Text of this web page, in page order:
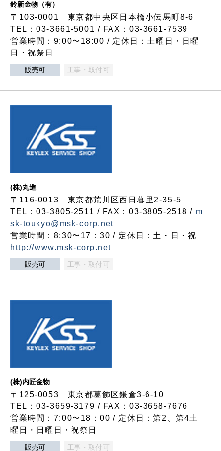
鈴新金物（有）
〒103-0001 東京都中央区日本橋小伝馬町8-6
TEL：03-3661-5001 / FAX：03-3661-7539
営業時間：9:00〜18:00 / 定休日：土曜日・日曜
日・祝祭日
販売可 工事・取付可
(株)丸進
〒116-0013 東京都荒川区西日暮里2-35-5
TEL：03-3805-2511 / FAX：03-3805-2518 / m
sk-toukyo@msk-corp.net
営業時間：8:30〜17：30 / 定休日：土・日・祝
http://www.msk-corp.net
販売可 工事・取付可
(株)内匠金物
〒125-0053 東京都葛飾区鎌倉3-6-10
TEL：03-3659-3179 / FAX：03-3658-7676
営業時間：7:00〜18：00 / 定休日：第2、第4土
曜日・日曜日・祝祭日
販売可 工事・取付可